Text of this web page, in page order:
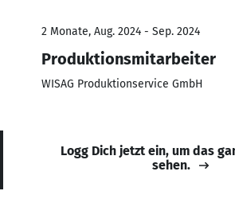
2 Monate, Aug. 2024 - Sep. 2024
Produktionsmitarbeiter
WISAG Produktionservice GmbH
Logg Dich jetzt ein, um das
sehen.